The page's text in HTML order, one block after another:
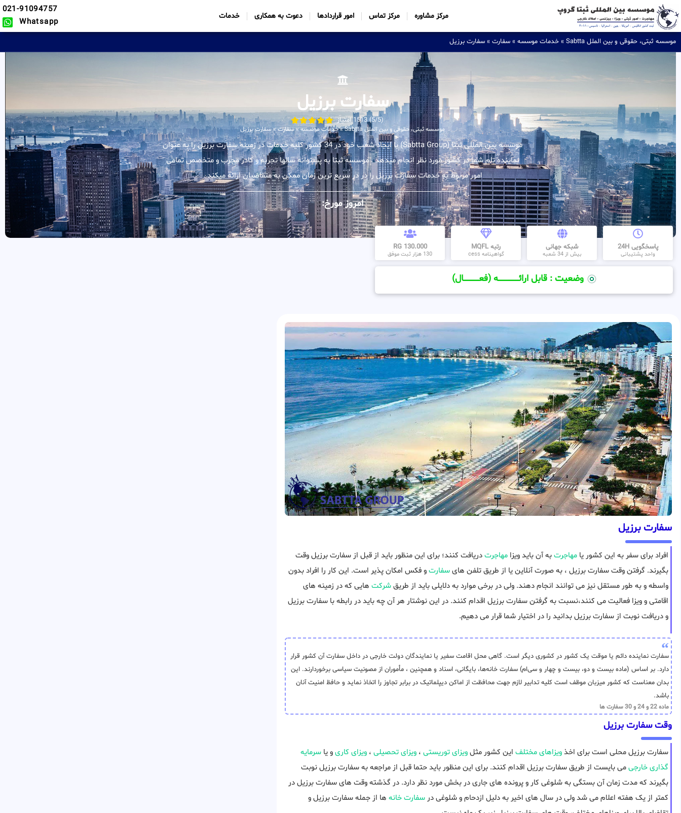
مرکز مشاوره مرکز تماس امور قراردادها دعوت به همکاری خدمات
021-91094757
Whatsapp
موسسه ثبتی، حقوقی و بین الملل Sabtta » خدمات موسسه » سفارت » سفارت برزیل
سفارت برزیل
(5/5) 1513 امتیاز
موسسه ثبتی، حقوقی و بین الملل Sabtta »خدمات موسسه»سفارت»سفارت برزیل
موسسه بین المللی ثبتا (Sabtta Group) با ایجاد شعب خود در 34 کشور کلیه خدمات در زمینه سفارت برزیل را به عنوان
نماینده تام شما در کشور مورد نظر انجام میدهد . موسسه ثبتا به پشتوانه سالها تجربه و کادر مجرب و متخصص تمامی
امور مربوط به خدمات سفارت برزیل را در در سریع ترین زمان ممکن به متقاضیان ارائه میکند .
امروز مورخ:
پاسخگویی 24H
واحد پشتیبانی
شبکه جهانی
بیش از 34 شعبه
رتبه MQFL
گواهینامه cess
130.000 RG
130 هزار ثبت موفق
وضعیت : قابل ارائــــــــــــــــــــه (فعـــــــــــــــال)
سفارت برزیل
افراد برای سفر به این کشور یا مهاجرتبه آن باید ویزا مهاجرتدریافت کنند؛ برای این منظور باید از قبل از سفارت برزیل وقت
بگیرند. گرفتن وقت سفارت برزیل ، به صورت آنلاین یا از طریق تلفن هایسفارتو فکس امکان پذیر است. این کار را افراد بدون
واسطه و به طور مستقل نیز می توانند انجام دهند. ولی در برخی موارد به دلایلی باید از طریقشرکت هایی که در زمینه های
اقامتی و ویزا فعالیت می کنند،نسبت به گرفتن سفارت برزیل اقدام کنند. در این نوشتار هر آن چه باید در رابطه با سفارت برزیل
و دریافت نوبت از سفارت برزیل بدانید را در اختیار شما قرار می دهیم.
سفارت نماینده دائم یا موقت یک کشور در کشوری دیگر است. گاهی محل اقامت سفیر یا نمایندگان دولت‌ خارجی در داخل سفارت آن کشور قرار
دارد. بر اساس (ماده بیست و دو، بیست و چهار و سی‌ام) سفارت خانه‌ها، بایگانی، اسناد و همچنین ، مأموران از مصونیت سیاسی برخوردارند. این
بدان معناست که کشور میزبان موظف است کلیه تدابیر لازم جهت محافظت از اماکن دیپلماتیک در برابر تجاوز را اتخاذ نماید و حافظ امنیت آنان
باشد.
ماده 22 و 24 و 30 سفارت ها
وقت سفارت برزیل
سفارت برزیل محلی است برای اخذویزاهای مختلف این کشور مثلویزای توریستی ، ویزای تحصیلی ، ویزای کاریو یا سرمایه
گذاری خارجیمی بایست از طریق سفارت برزیل اقدام کنند. برای این منظور باید حتما قبل از مراجعه به سفارت برزیل نوبت
بگیرند که مدت زمان آن بستگی به شلوغی کار و پرونده های جاری در بخش مورد نظر دارد. در گذشته وقت های سفارت برزیل در
کمتر از یک هفته اعلام می شد ولی در سال های اخیر به دلیل ازدحام و شلوغی در سفارت خانه ها از جمله سفارت برزیل و